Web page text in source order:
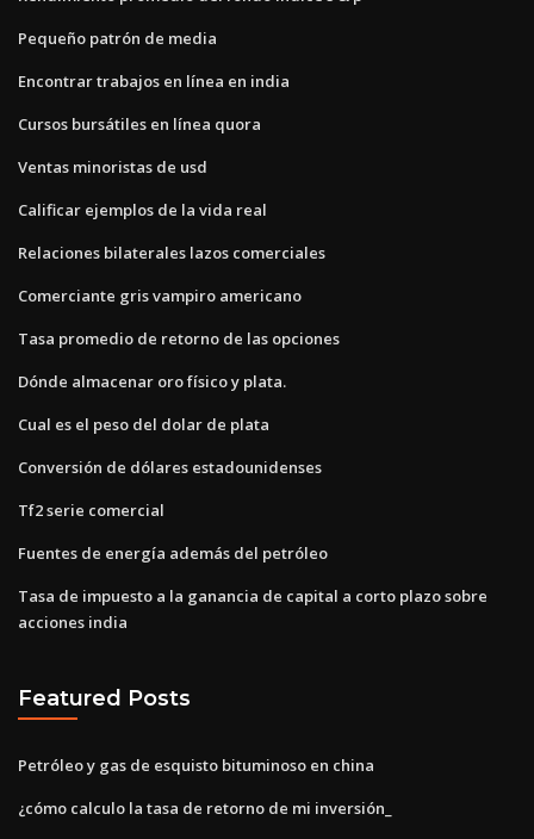
Pequeño patrón de media
Encontrar trabajos en línea en india
Cursos bursátiles en línea quora
Ventas minoristas de usd
Calificar ejemplos de la vida real
Relaciones bilaterales lazos comerciales
Comerciante gris vampiro americano
Tasa promedio de retorno de las opciones
Dónde almacenar oro físico y plata.
Cual es el peso del dolar de plata
Conversión de dólares estadounidenses
Tf2 serie comercial
Fuentes de energía además del petróleo
Tasa de impuesto a la ganancia de capital a corto plazo sobre
acciones india
Featured Posts
Petróleo y gas de esquisto bituminoso en china
¿cómo calculo la tasa de retorno de mi inversión_